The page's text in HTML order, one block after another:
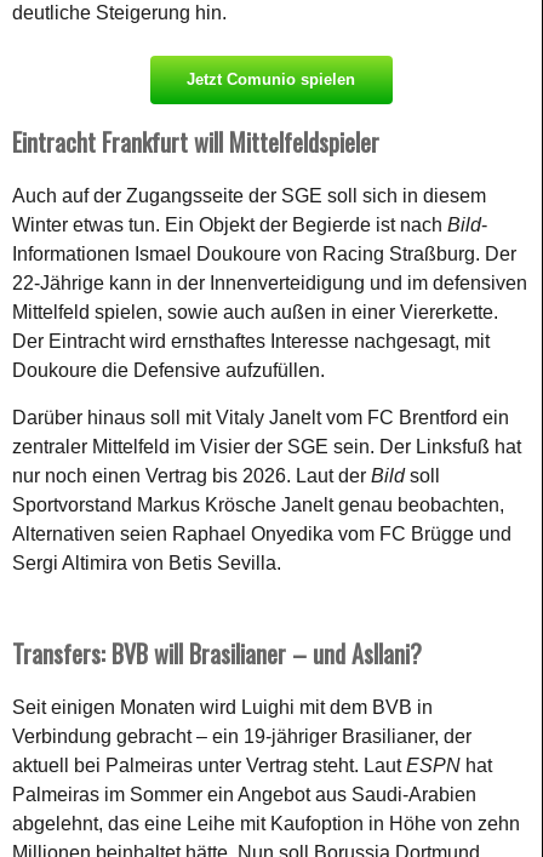
deutliche Steigerung hin.
Jetzt Comunio spielen
Eintracht Frankfurt will Mittelfeldspieler
Auch auf der Zugangsseite der SGE soll sich in diesem
Winter etwas tun. Ein Objekt der Begierde ist nach Bild-
Informationen Ismael Doukoure von Racing Straßburg. Der
22-Jährige kann in der Innenverteidigung und im defensiven
Mittelfeld spielen, sowie auch außen in einer Viererkette.
Der Eintracht wird ernsthaftes Interesse nachgesagt, mit
Doukoure die Defensive aufzufüllen.
Darüber hinaus soll mit Vitaly Janelt vom FC Brentford ein
zentraler Mittelfeld im Visier der SGE sein. Der Linksfuß hat
nur noch einen Vertrag bis 2026. Laut der Bildsoll
Sportvorstand Markus Krösche Janelt genau beobachten,
Alternativen seien Raphael Onyedika vom FC Brügge und
Sergi Altimira von Betis Sevilla.
Transfers: BVB will Brasilianer – und Asllani?
Seit einigen Monaten wird Luighi mit dem BVB in
Verbindung gebracht – ein 19-jähriger Brasilianer, der
aktuell bei Palmeiras unter Vertrag steht. LautESPN hat
Palmeiras im Sommer ein Angebot aus Saudi-Arabien
abgelehnt, das eine Leihe mit Kaufoption in Höhe von zehn
Millionen beinhaltet hätte. Nun soll Borussia Dortmund